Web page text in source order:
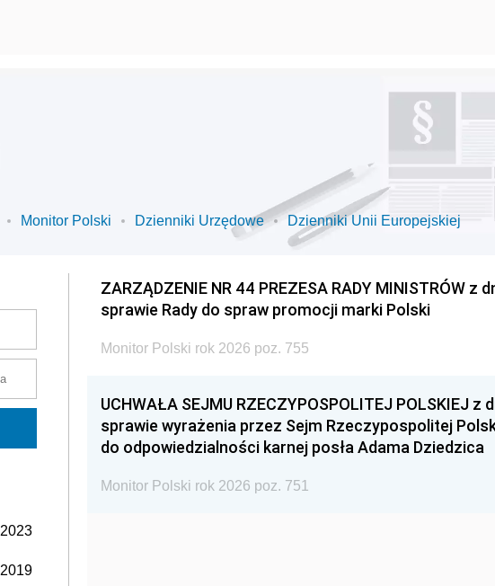
Monitor Polski Dzienniki Urzędowe Dzienniki Unii Europejskiej
2023
2019
ZARZĄDZENIE NR 44 PREZESA RADY MINISTRÓW z
sprawie Rady do spraw promocji marki Polski
Monitor Polski rok 2026 poz. 755
UCHWAŁA SEJMU RZECZYPOSPOLITEJ POLSKIEJ z
sprawie wyrażenia przez Sejm Rzeczypospolitej
do odpowiedzialności karnej posła Adama Dziedzica
Monitor Polski rok 2026 poz. 751